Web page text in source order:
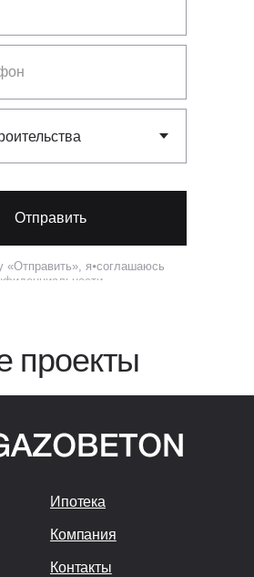
Отправить
«Отправить», я⦁соглашаюсь
проекты
Компания
Ипотека
Контакты